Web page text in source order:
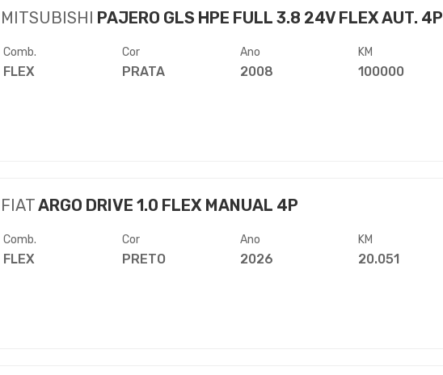
MITSUBISHI PAJERO GLS HPE FULL 3.8 24V FLEX AUT. 4P
Comb.
FLEX
Cor
PRATA
Ano
2008
KM
100000
FIATARGO DRIVE 1.0 FLEX MANUAL 4P
Comb.
FLEX
Cor
PRETO
Ano
2026
KM
20.051